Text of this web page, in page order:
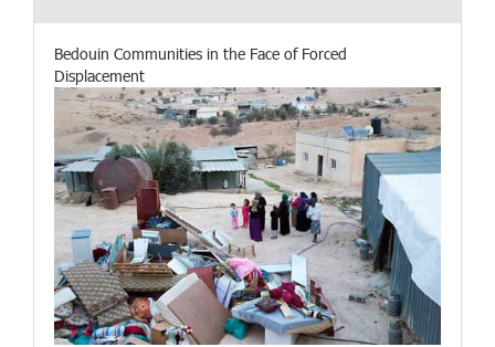
Bedouin Communities in the Face of Forced
Displacement